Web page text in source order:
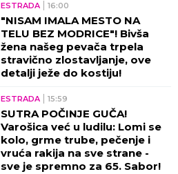
ESTRADA 16:00
"NISAM IMALA MESTO NA
TELU BEZ MODRICE"! Bivša
žena našeg pevača trpela
stravično zlostavljanje, ove
detalji ježe do kostiju!
ESTRADA 15:59
SUTRA POČINJE GUČA!
Varošica već u ludilu: Lomi se
kolo, grme trube, pečenje i
vruća rakija na sve strane -
sve je spremno za 65. Sabor!